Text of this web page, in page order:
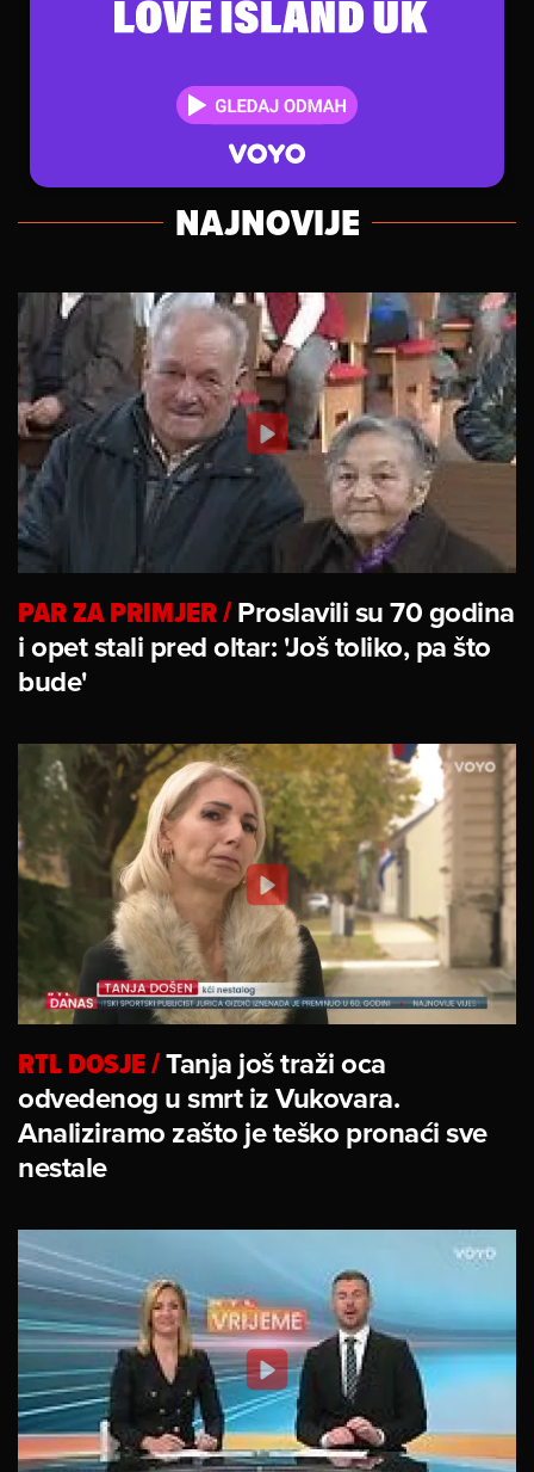
NAJNOVIJE
PAR ZA PRIMJER/Proslavili su 70 godina
i opet stali pred oltar: 'Još toliko, pa što
bude'
RTL DOSJE/Tanja još traži oca
odvedenog u smrt iz Vukovara.
Analiziramo zašto je teško pronaći sve
nestale